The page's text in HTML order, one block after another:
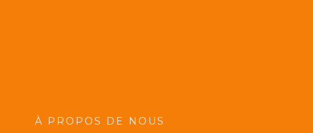
À PROPOS DE NOUS